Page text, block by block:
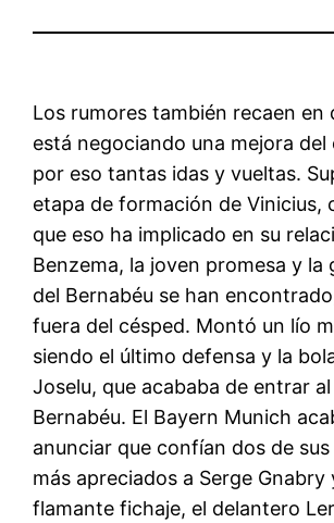
Los rumores también recaen en
está negociando una mejora
por eso tantas idas y vueltas.
etapa de formación de Vinicius,
que eso ha implicado en su
Benzema, la joven promesa y la
del Bernabéu se han
fuera del césped. Montó un lío
siendo el último defensa y la
Joselu, que acababa de entrar
Bernabéu. El Bayern Munich
anunciar que confían dos de
más apreciados a Serge Gnabry
flamante fichaje, el delantero